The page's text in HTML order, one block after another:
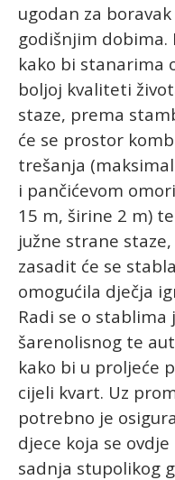
ugodan za
godišnjim dobima.
kako bi stanarima
boljoj kvaliteti
staze, prema
će se prostor
trešanja
i pančićevom
15 m, širine 2 m)
južne strane
zasadit će se
omogućila dječja
Radi se o stablima
šarenolisnog te
kako bi u proljeće
cijeli kvart. Uz
potrebno je
djece koja se
sadnja stupolikog